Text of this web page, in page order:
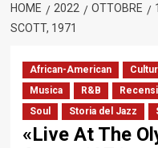
HOME 2022 OTTOBRE 1
SCOTT, 1971
African-American
Musica
R&B
Soul
Storia del Jazz
«Live At The